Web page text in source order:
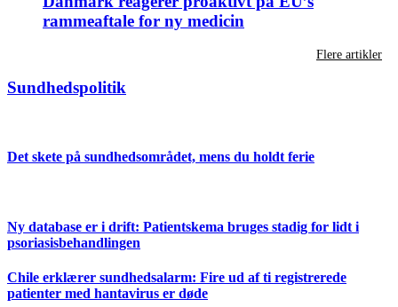
rammeaftale for ny medicin
Flere artikler
Sundhedspolitik
Det skete på sundhedsområdet, mens du holdt ferie
Ny database er i drift: Patientskema bruges stadig for lidt i
psoriasisbehandlingen
Chile erklærer sundhedsalarm: Fire ud af ti registrerede
patienter med hantavirus er døde